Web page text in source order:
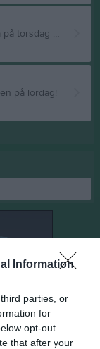
Information
parties, or
for
opt-out
that after your
Hej! Eftersom det är många som inte är hemma på torsdag så ställer vi in träningen och tar midsommarledigt.
på lördag!